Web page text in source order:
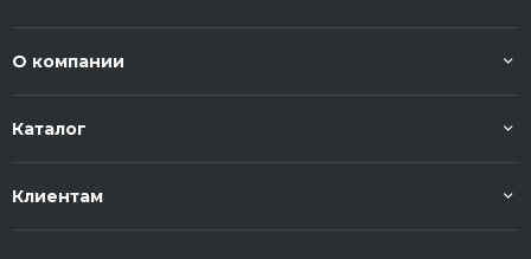
О компании
Каталог
Клиентам